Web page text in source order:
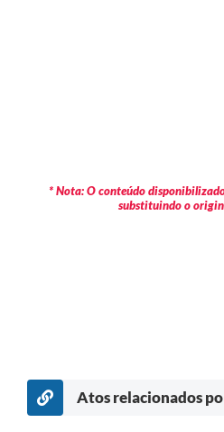
* Nota: O conteúdo
substituindo o
Atos relacionados